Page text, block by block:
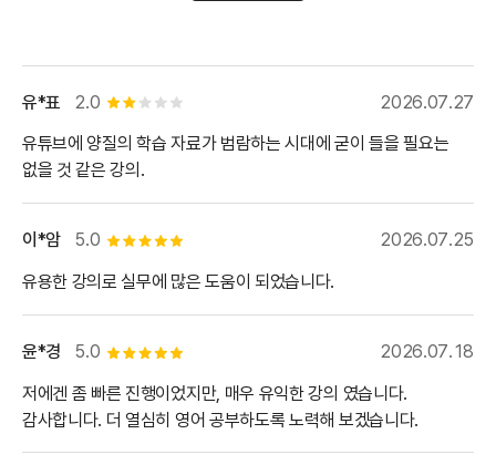
2.0 별점 2개
유*표
2026.07.27
유튜브에 양질의 학습 자료가 범람하는 시대에 굳이 들을 필요는
없을 것 같은 강의.
5.0 별점 5개
이*암
2026.07.25
유용한 강의로 실무에 많은 도움이 되었습니다.
5.0 별점 5개
윤*경
2026.07.18
저에겐 좀 빠른 진행이었지만, 매우 유익한 강의 였습니다.
감사합니다. 더 열심히 영어 공부하도록 노력해 보겠습니다.